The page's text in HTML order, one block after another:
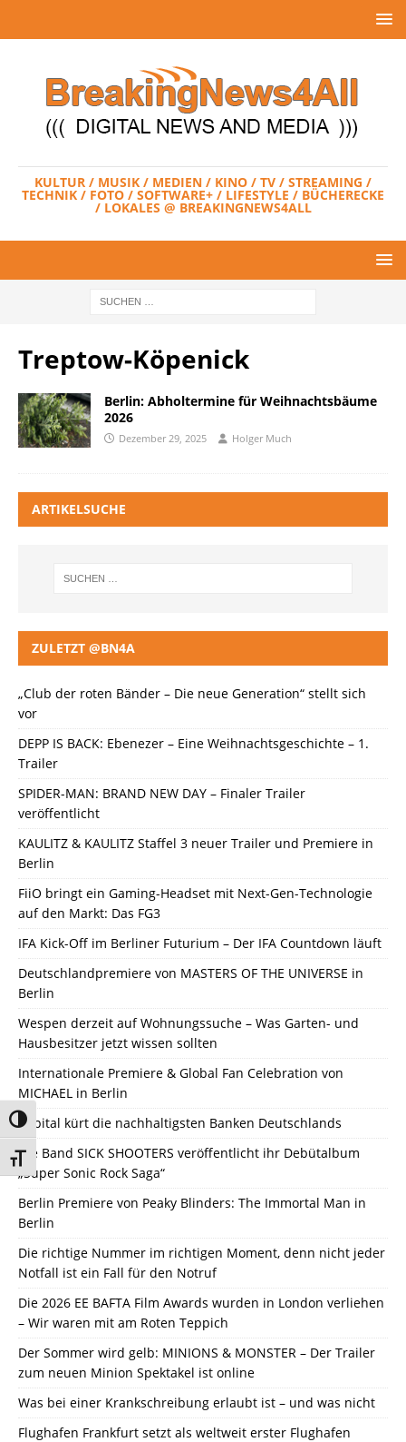
Umschalten auf hohe Kontraste
Schrift vergrößern
KULTUR / MUSIK / MEDIEN / KINO / TV / STREAMING /
TECHNIK / FOTO / SOFTWARE+ / LIFESTYLE / BÜCHERECKE
/ LOKALES @ BREAKINGNEWS4ALL
Treptow-Köpenick
Berlin: Abholtermine für Weihnachtsbäume
2026
Dezember 29, 2025 Holger Much
ARTIKELSUCHE
ZULETZT @BN4A
„Club der roten Bänder – Die neue Generation“ stellt sich
vor
DEPP IS BACK: Ebenezer – Eine Weihnachtsgeschichte – 1.
Trailer
SPIDER-MAN: BRAND NEW DAY – Finaler Trailer
veröffentlicht
KAULITZ & KAULITZ Staffel 3 neuer Trailer und Premiere in
Berlin
FiiO bringt ein Gaming-Headset mit Next-Gen-Technologie
auf den Markt: Das FG3
IFA Kick-Off im Berliner Futurium – Der IFA Countdown läuft
Deutschlandpremiere von MASTERS OF THE UNIVERSE in
Berlin
Wespen derzeit auf Wohnungssuche – Was Garten- und
Hausbesitzer jetzt wissen sollten
Internationale Premiere & Global Fan Celebration von
MICHAEL in Berlin
Capital kürt die nachhaltigsten Banken Deutschlands
Die Band SICK SHOOTERS veröffentlicht ihr Debütalbum
„Super Sonic Rock Saga“
Berlin Premiere von Peaky Blinders: The Immortal Man in
Berlin
Die richtige Nummer im richtigen Moment, denn nicht jeder
Notfall ist ein Fall für den Notruf
Die 2026 EE BAFTA Film Awards wurden in London verliehen
– Wir waren mit am Roten Teppich
Der Sommer wird gelb: MINIONS & MONSTER – Der Trailer
zum neuen Minion Spektakel ist online
Was bei einer Krankschreibung erlaubt ist – und was nicht
Flughafen Frankfurt setzt als weltweit erster Flughafen